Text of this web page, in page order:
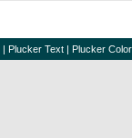
| Plucker Text | Plucker Color